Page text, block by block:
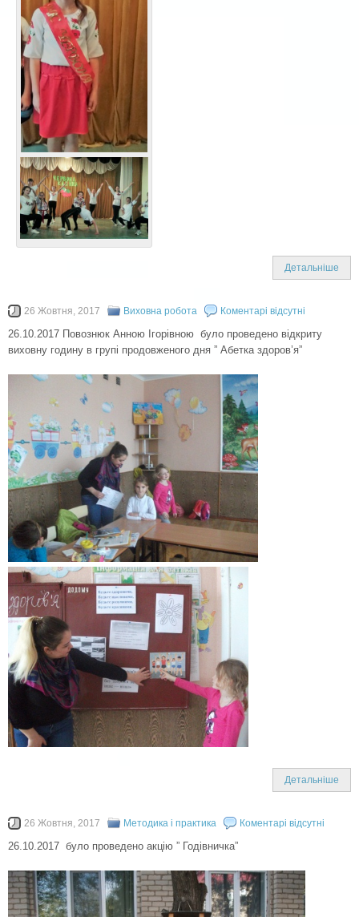
Детальніше
26 Жовтня, 2017 Виховна робота Коментарі відсутні
26.10.2017 Повознюк Анною Ігорівною було проведено відкриту
виховну годину в групі продовженого дня ” Абетка здоров’я”
Детальніше
26 Жовтня, 2017 Методика і практика Коментарі відсутні
26.10.2017 було проведено акцію ” Годівничка”